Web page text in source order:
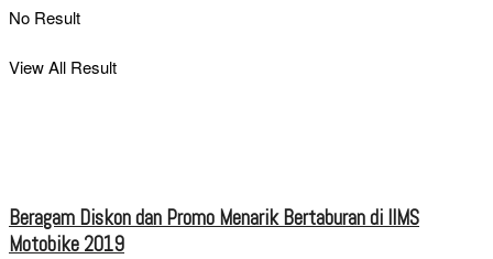
No Result
View All Result
Beragam Diskon dan Promo Menarik Bertaburan di IIMS
Motobike 2019